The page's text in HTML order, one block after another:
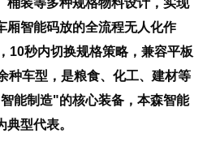
桶装等多种规格物料设计，实现
厢智能码放的全流程无人化作
10秒内切换规格策略，兼容平板
种车型，是粮食、化工、建材等
能制造"的核心装备，本森智能
型代表。